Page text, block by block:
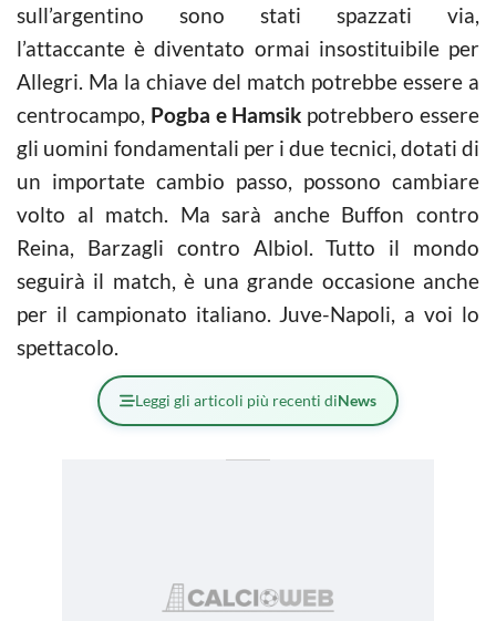
sull’argentino sono stati spazzati via,
l’attaccante è diventato ormai insostituibile per
Allegri. Ma la chiave del match potrebbe essere a
centrocampo, Pogba e Hamsik potrebbero essere
gli uomini fondamentali per i due tecnici, dotati di
un importate cambio passo, possono cambiare
volto al match. Ma sarà anche Buffon contro
Reina, Barzagli contro Albiol. Tutto il mondo
seguirà il match, è una grande occasione anche
per il campionato italiano. Juve-Napoli, a voi lo
spettacolo.
Leggi gli articoli più recenti diNews